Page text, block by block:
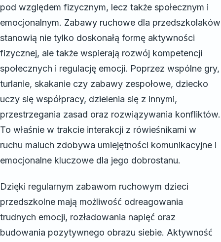
pod względem fizycznym, lecz także społecznym i
emocjonalnym. Zabawy ruchowe dla przedszkolaków
stanowią nie tylko doskonałą formę aktywności
fizycznej, ale także wspierają rozwój kompetencji
społecznych i regulację emocji. Poprzez wspólne gry,
turlanie, skakanie czy zabawy zespołowe, dziecko
uczy się współpracy, dzielenia się z innymi,
przestrzegania zasad oraz rozwiązywania konfliktów.
To właśnie w trakcie interakcji z rówieśnikami w
ruchu maluch zdobywa umiejętności komunikacyjne i
emocjonalne kluczowe dla jego dobrostanu.
Dzięki regularnym zabawom ruchowym dzieci
przedszkolne mają możliwość odreagowania
trudnych emocji, rozładowania napięć oraz
budowania pozytywnego obrazu siebie. Aktywność